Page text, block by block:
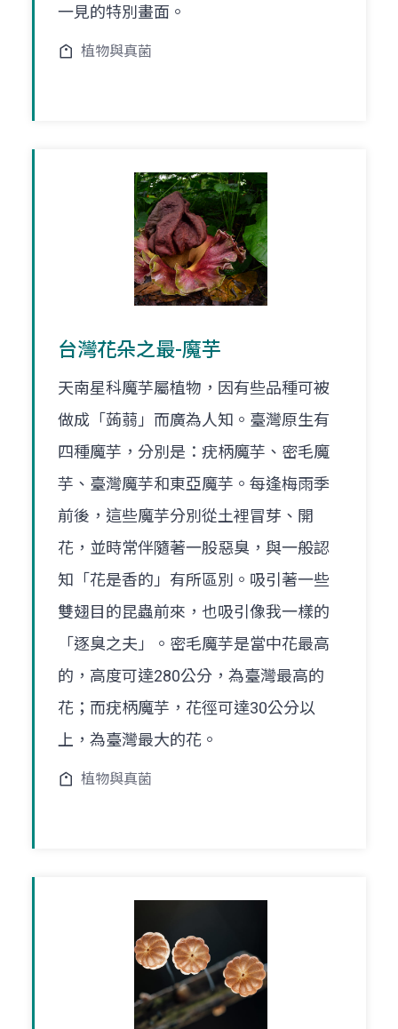
一見的特別畫面。
植物與真菌
台灣花朵之最-魔芋
天南星科魔芋屬植物，因有些品種可被
做成「蒟蒻」而廣為人知。臺灣原生有
四種魔芋，分別是：疣柄魔芋、密毛魔
芋、臺灣魔芋和東亞魔芋。每逢梅雨季
前後，這些魔芋分別從土裡冒芽、開
花，並時常伴隨著一股惡臭，與一般認
知「花是香的」有所區別。吸引著一些
雙翅目的昆蟲前來，也吸引像我一樣的
「逐臭之夫」。密毛魔芋是當中花最高
的，高度可達280公分，為臺灣最高的
花；而疣柄魔芋，花徑可達30公分以
上，為臺灣最大的花。
植物與真菌